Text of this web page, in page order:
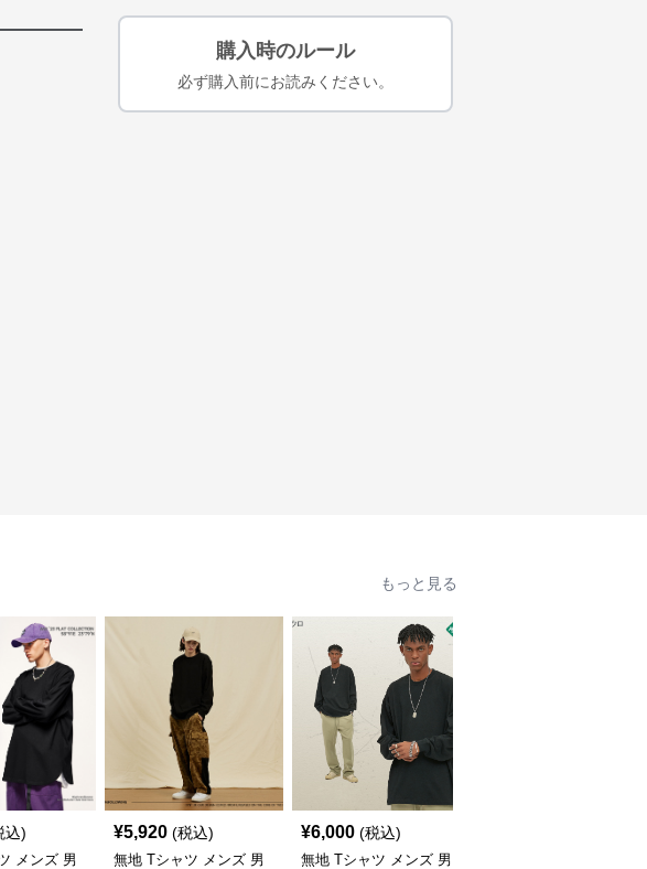
購入時のルール
必ず購入前にお読みください。
もっと見る
込)
メンズ 男
¥5,920 (税込)
無地 Tシャツ メンズ 男
¥6,000 (税込)
無地 Tシャツ メンズ 男